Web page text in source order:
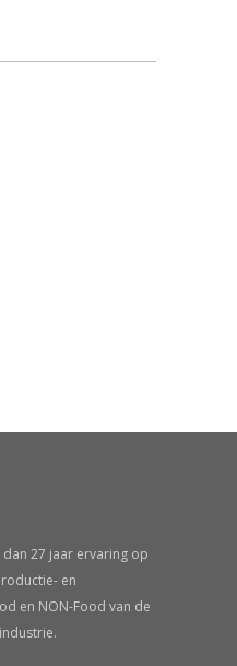
27 jaar ervaring op
en
en NON-Food van de